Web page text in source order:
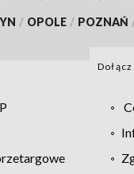
/ OPOLE / POZNAŃ